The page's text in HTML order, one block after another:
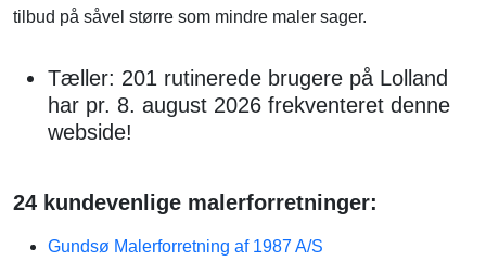
tilbud på såvel større som mindre maler sager.
Tæller: 201 rutinerede brugere på Lolland
har pr. 8. august 2026 frekventeret denne
webside!
24 kundevenlige malerforretninger:
Gundsø Malerforretning af 1987 A/S